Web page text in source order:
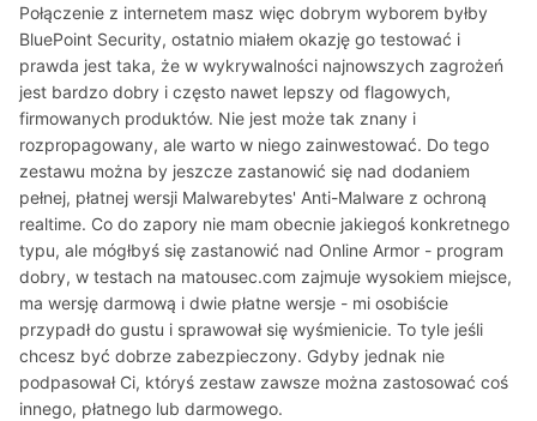
Połączenie z internetem masz więc dobrym wyborem byłby
BluePoint Security, ostatnio miałem okazję go testować i
prawda jest taka, że w wykrywalności najnowszych zagrożeń
jest bardzo dobry i często nawet lepszy od flagowych,
firmowanych produktów. Nie jest może tak znany i
rozpropagowany, ale warto w niego zainwestować. Do tego
zestawu można by jeszcze zastanowić się nad dodaniem
pełnej, płatnej wersji Malwarebytes' Anti-Malware z ochroną
realtime. Co do zapory nie mam obecnie jakiegoś konkretnego
typu, ale mógłbyś się zastanowić nad Online Armor - program
dobry, w testach na matousec.com zajmuje wysokiem miejsce,
ma wersję darmową i dwie płatne wersje - mi osobiście
przypadł do gustu i sprawował się wyśmienicie. To tyle jeśli
chcesz być dobrze zabezpieczony. Gdyby jednak nie
podpasował Ci, któryś zestaw zawsze można zastosować coś
innego, płatnego lub darmowego.